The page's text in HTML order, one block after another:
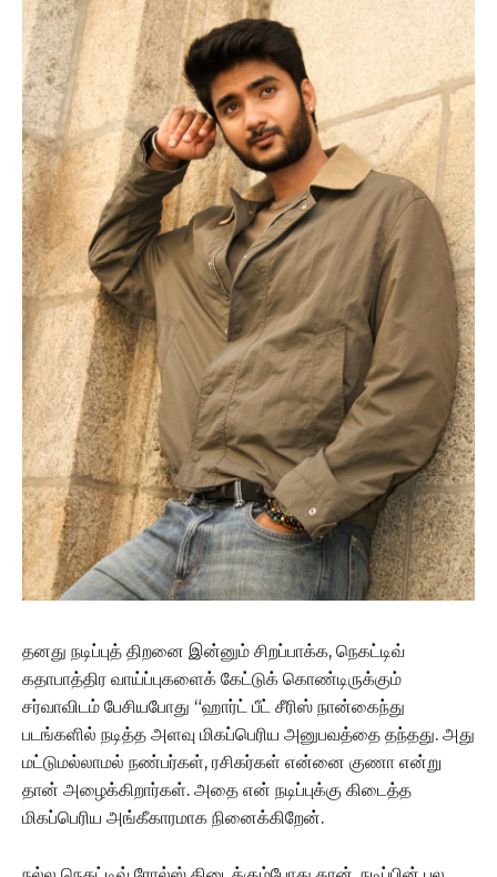
தனது நடிப்புத் திறனை இன்னும் சிறப்பாக்க, நெகட்டிவ்
கதாபாத்திர வாய்ப்புகளைக் கேட்டுக் கொண்டிருக்கும்
சர்வாவிடம் பேசியபோது “ஹார்ட் பீட் சீரிஸ் நான்கைந்து
படங்களில் நடித்த அளவு மிகப்பெரிய அனுபவத்தை தந்தது. அது
மட்டுமல்லாமல் நண்பர்கள், ரசிகர்கள் என்னை குணா என்று
தான் அழைக்கிறார்கள். அதை என் நடிப்புக்கு கிடைத்த
மிகப்பெரிய அங்கீகாரமாக நினைக்கிறேன்.